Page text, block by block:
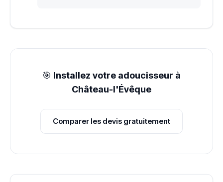
🎯 Installez votre adoucisseur à
Château-l'Évêque
Comparer les devis gratuitement